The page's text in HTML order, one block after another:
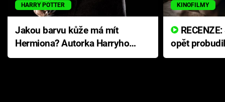
HARRY POTTER
Jakou barvu kůže má mít
Hermiona? Autorka Harryho
Pottera přišla s ráznou
KINOFILMY
opět
přichází s